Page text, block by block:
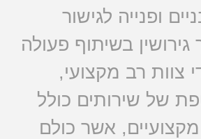
ופנייה לגישור
גירושין בשיתוף פעולה
צוות רב מקצועי,
של שירותים כולל
מקצועיים, אשר כולם